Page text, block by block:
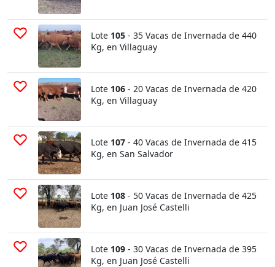
Lote 105 - 35 Vacas de Invernada de 440
Kg, en Villaguay
Lote 106 - 20 Vacas de Invernada de 420
Kg, en Villaguay
Lote 107 - 40 Vacas de Invernada de 415
Kg, en San Salvador
Lote 108 - 50 Vacas de Invernada de 425
Kg, en Juan José Castelli
Lote 109 - 30 Vacas de Invernada de 395
Kg, en Juan José Castelli